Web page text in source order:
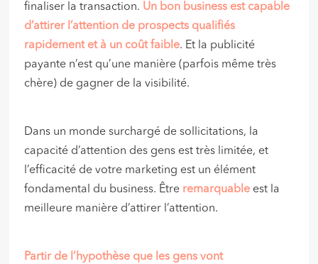
finaliser la transaction. Un bon business est capable
d’attirer l’attention de prospects qualifiés
rapidement et à un coût faible. Et la publicité
payante n’est qu’une manière (parfois même très
chère) de gagner de la visibilité.
Dans un monde surchargé de sollicitations, la
capacité d’attention des gens est très limitée, et
l’efficacité de votre marketing est un élément
fondamental du business. Être remarquable est la
meilleure manière d’attirer l’attention.
Partir de l’hypothèse que les gens vont